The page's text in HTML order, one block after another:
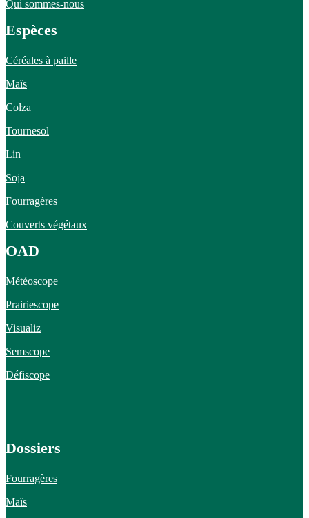
Qui sommes-nous
Espèces
Céréales à paille
Maïs
Colza
Tournesol
Lin
Soja
Fourragères
Couverts végétaux
OAD
Météoscope
Prairiescope
Visualiz
Semscope
Défiscope
Dossiers
Fourragères
Maïs